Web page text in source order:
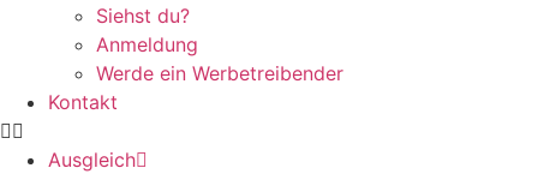
Siehst du?
Anmeldung
Werde ein Werbetreibender
Kontakt
Ausgleich